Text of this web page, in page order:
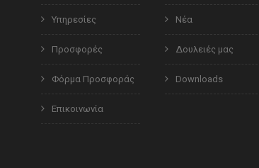
Υπηρεσίες Νέα
Προσφορές Δουλειές μας
Φόρμα Προσφοράς Downloads
Επικοινωνία